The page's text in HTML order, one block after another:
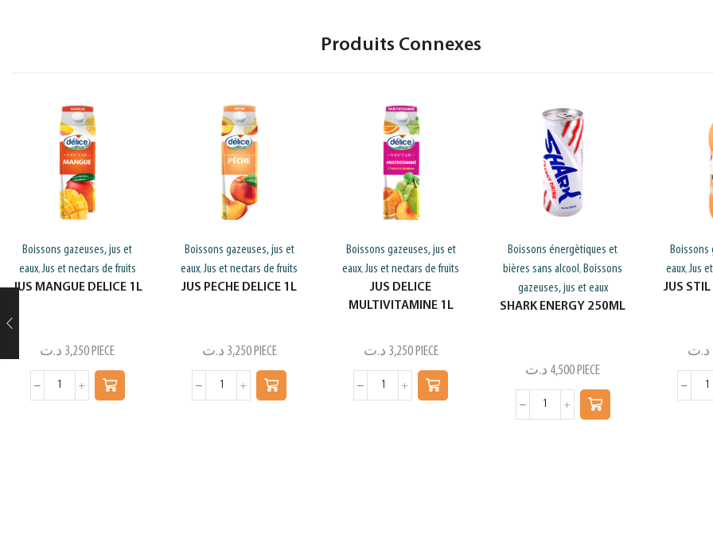
Produits Connexes
Boissons gazeuses, jus et
eaux,Jus et nectars de fruits
JUS MANGUE DELICE 1L
3,250 د.ت PIECE
Boissons gazeuses, jus et
eaux,Jus et nectars de fruits
JUS PECHE DELICE 1L
3,250 د.ت PIECE
Boissons gazeuses, jus et
eaux,Jus et nectars de fruits
JUS DELICE
MULTIVITAMINE 1L
3,250 د.ت PIECE
Boissons énergètiques et
bières sans alcool,Boissons
gazeuses, jus et eaux
SHARK ENERGY 250ML
4,500 د.ت PIECE
Boissons
eaux,Jus
JUS
د.ت